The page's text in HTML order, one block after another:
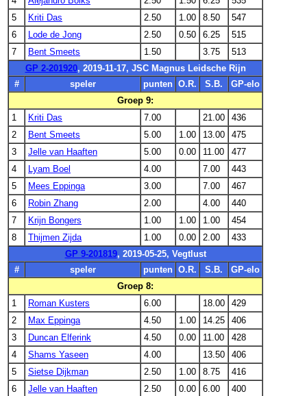
5
Kriti Das 2.50 1.00 8.50
547
6
Lode de Jong 2.50 0.50 6.25
515
7
Bent Smeets 1.50 3.75
513
GP 2-201920, 2019-11-17, JSC Magnus Leidsche Rijn
#
speler punten O.R. S.B.
GP-elo
Groep 9:
1
Kriti Das 7.00 21.00
436
2
Bent Smeets 5.00 1.00 13.00
475
3
Jelle van Haaften 5.00 0.00 11.00
477
4
Lyam Boel 4.00 7.00
443
5
Mees Eppinga 3.00 7.00
467
6
Robin Zhang 2.00 4.00
440
7
Krijn Bongers 1.00 1.00 1.00
454
8
Thijmen Zijda 1.00 0.00 2.00
433
GP 9-201819, 2019-05-25, Vegtlust
#
speler punten O.R. S.B.
GP-elo
Groep 8:
1
Roman Kusters 6.00 18.00
429
2
Max Eppinga 4.50 1.00 14.25
406
3
Duncan Elferink 4.50 0.00 11.00
428
4
Shams Yaseen 4.00 13.50
406
5
Sietse Dijkman 2.50 1.00 8.75
416
6
Jelle van Haaften 2.50 0.00 6.00
400